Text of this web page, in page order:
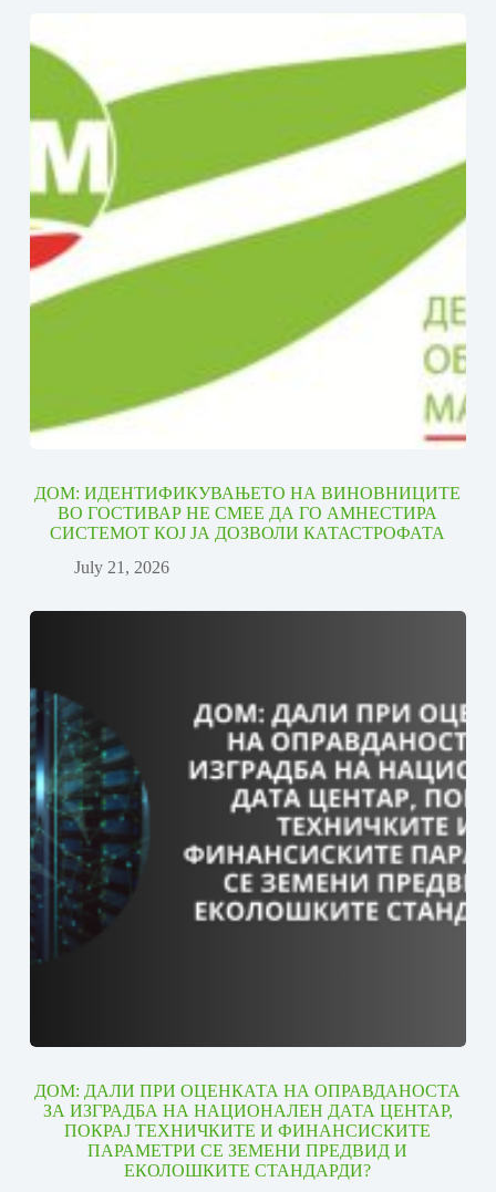
ДОМ: ИДЕНТИФИКУВАЊЕТО НА ВИНОВНИЦИТЕ
ВО ГОСТИВАР НЕ СМЕЕ ДА ГО АМНЕСТИРА
СИСТЕМОТ КОЈ ЈА ДОЗВОЛИ КАТАСТРОФАТА
July 21, 2026
ДОМ: ДАЛИ ПРИ ОЦЕНКАТА НА ОПРАВДАНОСТА
ЗА ИЗГРАДБА НА НАЦИОНАЛЕН ДАТА ЦЕНТАР,
ПОКРАЈ ТЕХНИЧКИТЕ И ФИНАНСИСКИТЕ
ПАРАМЕТРИ СЕ ЗЕМЕНИ ПРЕДВИД И
ЕКОЛОШКИТЕ СТАНДАРДИ?